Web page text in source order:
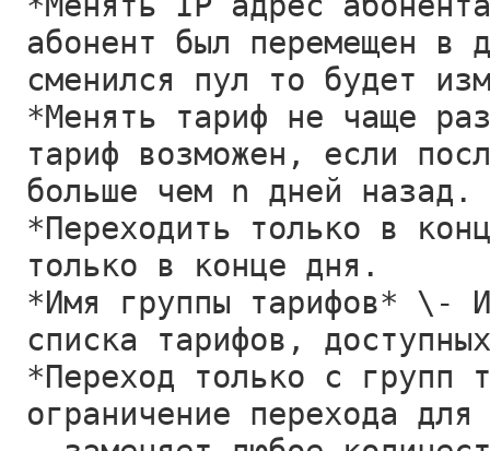
абонент был перемещен в
сменился пул то будет
*Менять тариф не чаще
тариф возможен, если
больше чем n дней назад.
*Переходить только в
только в конце дня.
*Имя группы тарифов* \-
списка тарифов,
*Переход только с
ограничение перехода